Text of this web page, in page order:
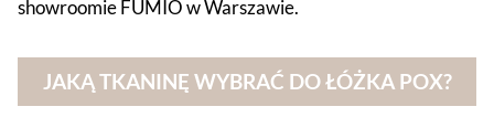
showroomie FUMIO w Warszawie.
JAKĄ TKANINĘ WYBRAĆ DO ŁÓŻKA POX?